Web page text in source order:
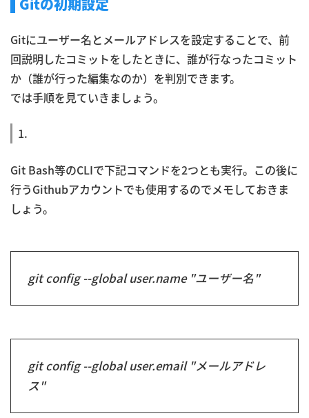
Gitにユーザー名とメールアドレスを設定することで、前
回説明したコミットをしたときに、誰が行なったコミット
か（誰が行った編集なのか）を判別できます。
では手順を見ていきましょう。
1.
Git Bash等のCLIで下記コマンドを2つとも実行。この後に
行うGithubアカウントでも使用するのでメモしておきま
しょう。
git config --global user.name "ユーザー名"
git config --global user.email "メールアドレ
ス"